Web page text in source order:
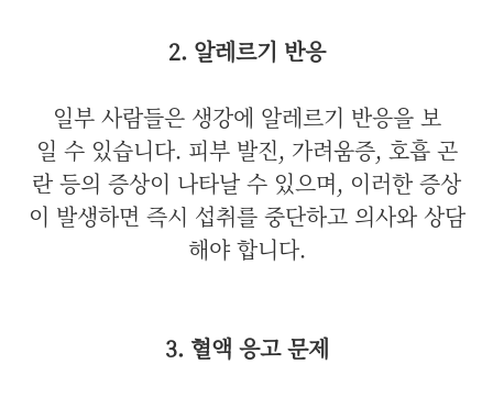
2. 알레르기 반응
일부 사람들은 생강에 알레르기 반응을 보
일 수 있습니다. 피부 발진, 가려움증, 호흡 곤
란 등의 증상이 나타날 수 있으며, 이러한 증상
이 발생하면 즉시 섭취를 중단하고 의사와 상담
해야 합니다.
3. 혈액 응고 문제